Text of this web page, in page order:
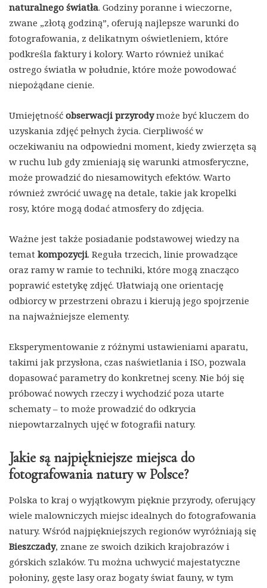
naturalnego światła. Godziny poranne i wieczorne,
zwane „złotą godziną”, oferują najlepsze warunki do
fotografowania, z delikatnym oświetleniem, które
podkreśla faktury i kolory. Warto również unikać
ostrego światła w południe, które może powodować
niepożądane cienie.
Umiejętność obserwacji przyrodymoże być kluczem do
uzyskania zdjęć pełnych życia. Cierpliwość w
oczekiwaniu na odpowiedni moment, kiedy zwierzęta są
w ruchu lub gdy zmieniają się warunki atmosferyczne,
może prowadzić do niesamowitych efektów. Warto
również zwrócić uwagę na detale, takie jak kropelki
rosy, które mogą dodać atmosfery do zdjęcia.
Ważne jest także posiadanie podstawowej wiedzy na
temat kompozycji. Reguła trzecich, linie prowadzące
oraz ramy w ramie to techniki, które mogą znacząco
poprawić estetykę zdjęć. Ułatwiają one orientację
odbiorcy w przestrzeni obrazu i kierują jego spojrzenie
na najważniejsze elementy.
Eksperymentowanie z różnymi ustawieniami aparatu,
takimi jak przysłona, czas naświetlania i ISO, pozwala
dopasować parametry do konkretnej sceny. Nie bój się
próbować nowych rzeczy i wychodzić poza utarte
schematy – to może prowadzić do odkrycia
niepowtarzalnych ujęć w fotografii natury.
Jakie są najpiękniejsze miejsca do
fotografowania natury w Polsce?
Polska to kraj o wyjątkowym pięknie przyrody, oferujący
wiele malowniczych miejsc idealnych do fotografowania
natury. Wśród najpiękniejszych regionów wyróżniają się
Bieszczady, znane ze swoich dzikich krajobrazów i
górskich szlaków. Tu można uchwycić majestatyczne
połoniny, gęste lasy oraz bogaty świat fauny, w tym